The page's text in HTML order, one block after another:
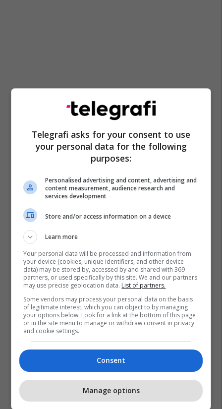
Gal Gadot Fast And Furious Wonder Woman
Telegrafi asks for your consent to use
your personal data for the following
purposes:
Personalised advertising and content, advertising and
content measurement, audience research and
services development
Store and/or access information on a device
Learn more
Your personal data will be processed and information from
your device (cookies, unique identifiers, and other device
data) may be stored by, accessed by and shared with 369
partners, or used specifically by this site. We and our partners
may use precise geolocation data. List of partners.
Some vendors may process your personal data on the basis
of legitimate interest, which you can object to by managing
your options below. Look for a link at the bottom of this page
or in the site menu to manage or withdraw consent in privacy
and cookie settings.
Consent
Manage options